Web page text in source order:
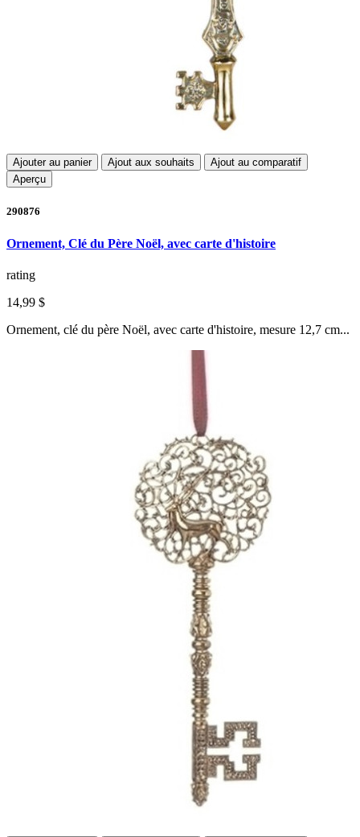
Ajouter au panier Ajout aux souhaits
Ajout au comparatif
Aperçu
290876
Ornement, Clé du Père Noël, avec carte d'histoire
rating
14,99 $
Ornement, clé du père Noël, avec carte d'histoire, mesure 12,7 cm...